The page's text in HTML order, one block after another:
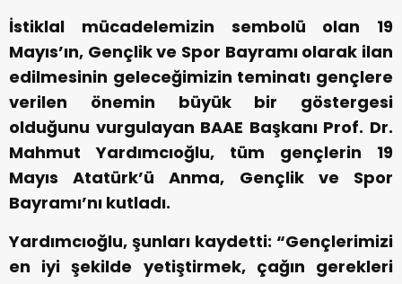
İstiklal mücadelemizin sembolü olan 19
Mayıs’ın, Gençlik ve Spor Bayramı olarak ilan
edilmesinin geleceğimizin teminatı gençlere
verilen önemin büyük bir göstergesi
olduğunu vurgulayan BAAE Başkanı Prof. Dr.
Mahmut Yardımcıoğlu, tüm gençlerin 19
Mayıs Atatürk’ü Anma, Gençlik ve Spor
Bayramı’nı kutladı.
Yardımcıoğlu, şunları kaydetti: “Gençlerimizi
en iyi şekilde yetiştirmek, çağın gerekleri